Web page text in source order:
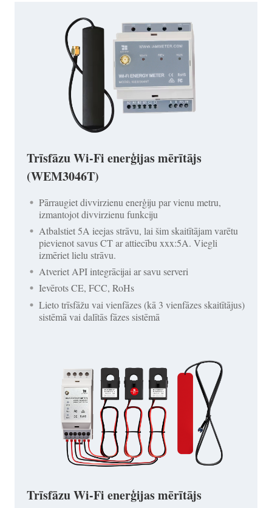
Trīsfāzu Wi-Fi enerģijas mērītājs
(WEM3046T)
Pārraugiet divvirzienu enerģiju par vienu metru,
izmantojot divvirzienu funkciju
Atbalstiet 5A ieejas strāvu, lai šim skaitītājam varētu
pievienot savus CT ar attiecību xxx:5A. Viegli
izmēriet lielu strāvu.
Atveriet API integrācijai ar savu serveri
Ievērots CE, FCC, RoHs
Lieto trīsfāžu vai vienfāzes (kā 3 vienfāzes skaitītājus)
sistēmā vai dalītās fāzes sistēmā
Trīsfāzu Wi-Fi enerģijas mērītājs